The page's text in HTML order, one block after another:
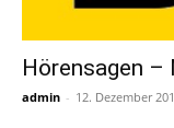
Hörensagen –
admin - 12. Dezember